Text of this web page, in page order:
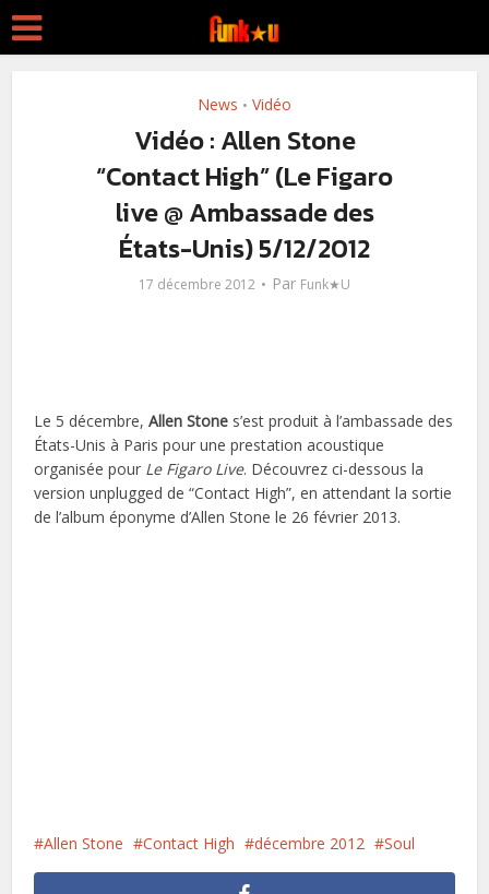
News • Vidéo
Vidéo : Allen Stone
“Contact High” (Le Figaro
live @ Ambassade des
États-Unis) 5/12/2012
17 décembre 2012 Par Funk★U
Le 5 décembre,Allen Stone s’est produit à l’ambassade des
États-Unis à Paris pour une prestation acoustique
organisée pour Le Figaro Live. Découvrez ci-dessous la
version unplugged de “Contact High”, en attendant la sortie
de l’album éponyme d’Allen Stone le 26 février 2013.
Allen Stone Contact High décembre 2012 Soul